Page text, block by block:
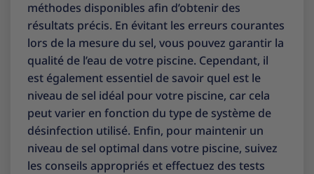
méthodes disponibles afin d’obtenir des
résultats précis. En évitant les erreurs courantes
lors de la mesure du sel, vous pouvez garantir la
qualité de l’eau de votre piscine. Cependant, il
est également essentiel de savoir quel est le
niveau de sel idéal pour votre piscine, car cela
peut varier en fonction du type de système de
désinfection utilisé. Enfin, pour maintenir un
niveau de sel optimal dans votre piscine, suivez
les conseils appropriés et effectuez des tests